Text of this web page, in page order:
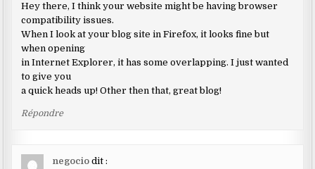
Hey there, I think your website might be having browser
compatibility issues.
When I look at your blog site in Firefox, it looks fine but
when opening
in Internet Explorer, it has some overlapping. I just wanted
to give you
a quick heads up! Other then that, great blog!
Répondre
negocio dit :